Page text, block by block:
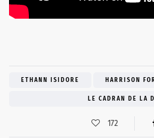
ETHANN ISIDORE HARRISON
LE CADRAN DE LA
172